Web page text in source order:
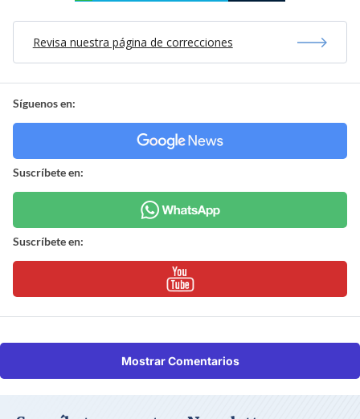
Revisa nuestra página de correcciones
Síguenos en:
Suscríbete en:
Suscríbete en:
Mostrar Comentarios